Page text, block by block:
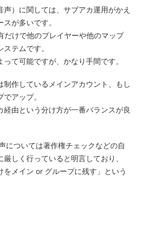
）に関しては、サブアカ運用がかえ
が多いです。
だけで他のプレイヤーや他のマップ
テムです。
て可能ですが、かなり手間です。
制作しているメインアカウント、もし
アップ。
経由という分け方が一番バランスが良
については著作権チェックなどの自
しく行っていると明言しており、
をメイン or グループに残す」という